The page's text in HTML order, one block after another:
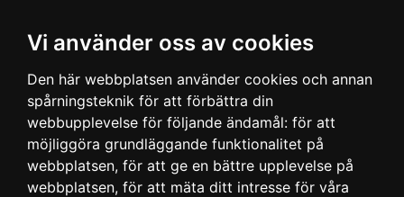
Vi använder oss av cookies
Den här webbplatsen använder cookies och annan
spårningsteknik för att förbättra din
webbupplevelse för följande ändamål: för att
möjliggöra grundläggande funktionalitet på
webbplatsen, för att ge en bättre upplevelse på
webbplatsen, för att mäta ditt intresse för våra